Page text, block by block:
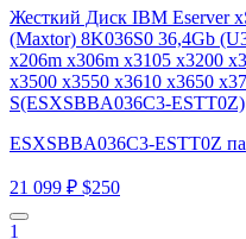
Жесткий Диск IBM Eserver
(Maxtor) 8K036S0 36,4Gb
x206m x306m x3105 x3200
x3500 x3550 x3610 x3650
S(ESXSBBA036C3-ESTT0Z)
ESXSBBA036C3-ESTT0Z
21 099 ₽ $250
1